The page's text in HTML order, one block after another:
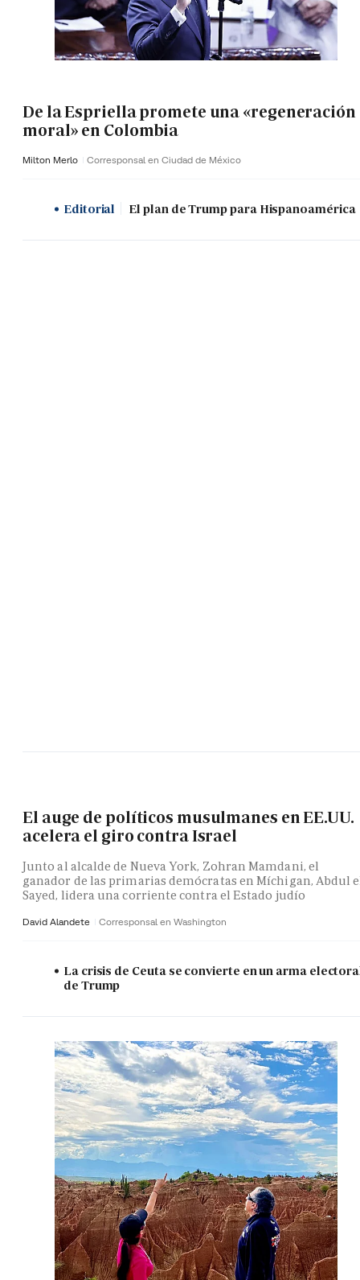
De la Espriella promete una «regeneración
moral» en Colombia
Milton Merlo Corresponsal en Ciudad de México
Editorial El plan de Trump para Hispanoamérica
El auge de políticos musulmanes en EE.UU.
acelera el giro contra Israel
Junto al alcalde de Nueva York, Zohran Mamdani, el
ganador de las primarias demócratas en Míchigan, Abdul
Sayed, lidera una corriente contra el Estado judío
David Alandete Corresponsal en Washington
La crisis de Ceuta se convierte en un arma
de Trump